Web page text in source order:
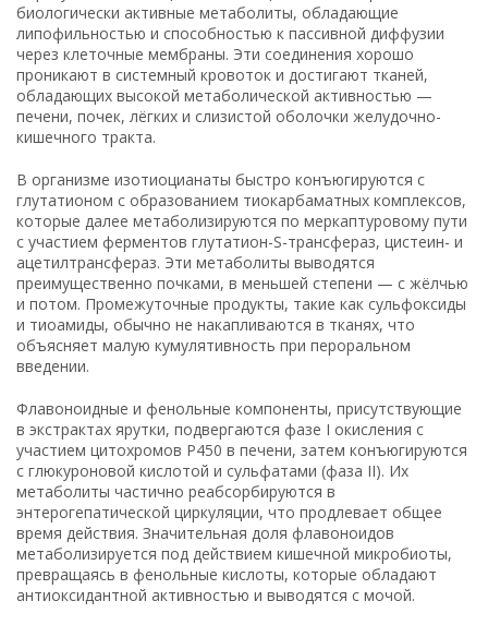
биологически активные метаболиты, обладающие
липофильностью и способностью к пассивной диффузии
через клеточные мембраны. Эти соединения хорошо
проникают в системный кровоток и достигают тканей,
обладающих высокой метаболической активностью —
печени, почек, лёгких и слизистой оболочки желудочно-
кишечного тракта.
В организме изотиоцианаты быстро конъюгируются с
глутатионом с образованием тиокарбаматных комплексов,
которые далее метаболизируются по меркаптуровому пути
с участием ферментов глутатион-S-трансфераз, цистеин- и
ацетилтрансфераз. Эти метаболиты выводятся
преимущественно почками, в меньшей степени — с жёлчью
и потом. Промежуточные продукты, такие как сульфоксиды
и тиоамиды, обычно не накапливаются в тканях, что
объясняет малую кумулятивность при пероральном
введении.
Флавоноидные и фенольные компоненты, присутствующие
в экстрактах ярутки, подвергаются фазе I окисления с
участием цитохромов P450 в печени, затем конъюгируются
с глюкуроновой кислотой и сульфатами (фаза II). Их
метаболиты частично реабсорбируются в
энтерогепатической циркуляции, что продлевает общее
время действия. Значительная доля флавоноидов
метаболизируется под действием кишечной микробиоты,
превращаясь в фенольные кислоты, которые обладают
антиоксидантной активностью и выводятся с мочой.